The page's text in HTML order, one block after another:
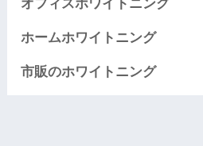
オフィスホワイトニング
ホームホワイトニング
市販のホワイトニング